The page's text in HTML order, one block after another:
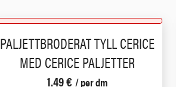
PALJETTBRODERAT TYLL CERICE
MED CERICE PALJETTER
1.49€ / per dm